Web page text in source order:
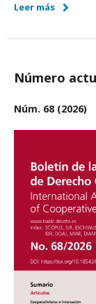
Leer más
Número
Núm. 68 (2026)